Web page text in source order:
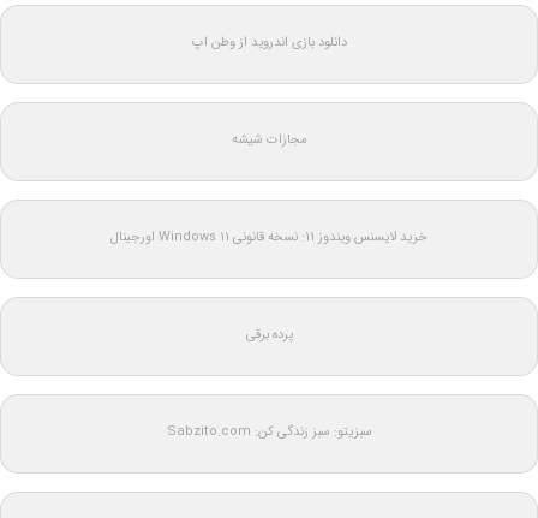
دانلود بازی اندروید از وطن اپ
مجازات شیشه
خرید لایسنس ویندوز 11: نسخه قانونی Windows 11 اورجینال
پرده برقی
سبزیتو: سبز زندگی کن: Sabzito.com